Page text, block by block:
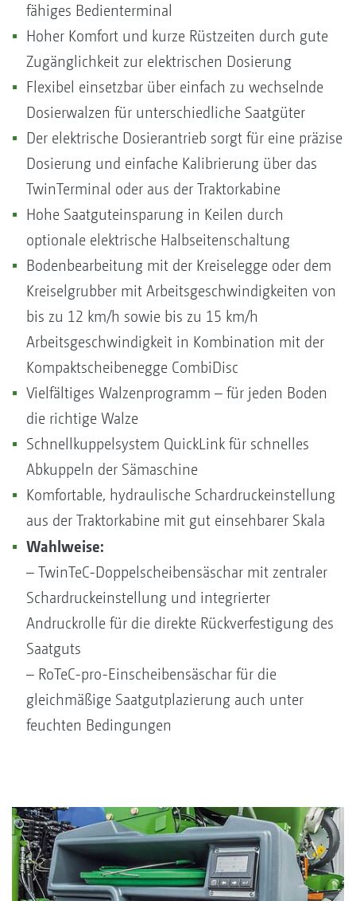
fähiges Bedienterminal
Hoher Komfort und kurze Rüstzeiten durch gute
Zugänglichkeit zur elektrischen Dosierung
Flexibel einsetzbar über einfach zu wechselnde
Dosierwalzen für unterschiedliche Saatgüter
Der elektrische Dosierantrieb sorgt für eine präzise
Dosierung und einfache Kalibrierung über das
TwinTerminal oder aus der Traktorkabine
Hohe Saatguteinsparung in Keilen durch
optionale elektrische Halbseitenschaltung
Bodenbearbeitung mit der Kreiselegge oder dem
Kreiselgrubber mit Arbeitsgeschwindigkeiten von
bis zu 12 km/h sowie bis zu 15 km/h
Arbeitsgeschwindigkeit in Kombination mit der
Kompaktscheibenegge CombiDisc
Vielfältiges Walzenprogramm – für jeden Boden
die richtige Walze
Schnellkuppelsystem QuickLink für schnelles
Abkuppeln der Sämaschine
Komfortable, hydraulische Schardruckeinstellung
aus der Traktorkabine mit gut einsehbarer Skala
Wahlweise:
– TwinTeC-Doppelscheibensäschar mit zentraler
Schardruckeinstellung und integrierter
Andruckrolle für die direkte Rückverfestigung des
Saatguts
– RoTeC-pro-Einscheibensäschar für die
gleichmäßige Saatgutplazierung auch unter
feuchten Bedingungen